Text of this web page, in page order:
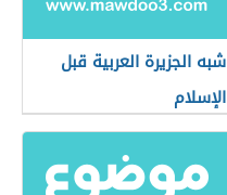
شبه الجزيرة العربية قبل
الإسلام